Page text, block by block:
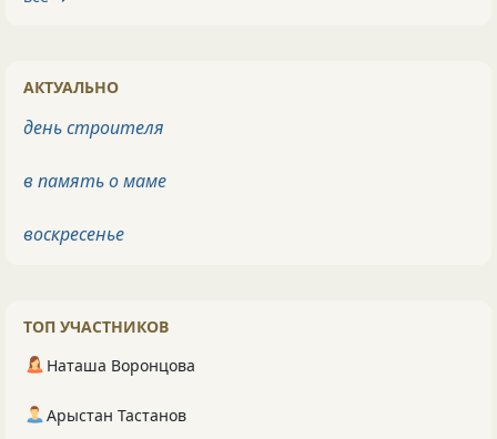
АКТУАЛЬНО
день строителя
в память о маме
воскресенье
ТОП УЧАСТНИКОВ
Наташа Воронцова
Арыстан Тастанов